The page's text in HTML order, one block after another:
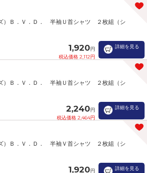
ズ）Ｂ．Ｖ．Ｄ． 半袖Ｕ首シャツ ２枚組（シ
1,920円
税込価格 2,112円
詳細を見る
ズ）Ｂ．Ｖ．Ｄ． 半袖Ｕ首シャツ ２枚組（シ
2,240円
税込価格 2,464円
詳細を見る
ズ）Ｂ．Ｖ．Ｄ． 半袖Ｖ首シャツ ２枚組（シ
1,920円
詳細を見る